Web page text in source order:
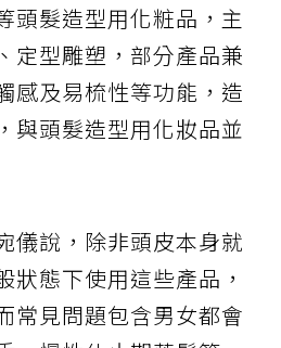
頭髮造型用化粧品，主
定型雕塑，部分產品兼
感及易梳性等功能，造
與頭髮造型用化妝品並
儀說，除非頭皮本身就
狀態下使用這些產品，
常見問題包含男女都會